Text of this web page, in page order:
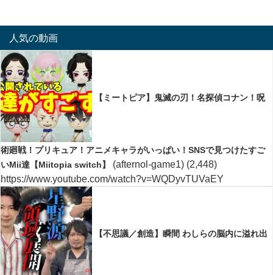
人気の動画
【ミートピア】鬼滅の刃！名探偵コナン！呪
術廻戦！プリキュア！アニメキャラがいっぱい！SNSで見つけたすご
いMii達【Miitopia switch】
(afternol-game1) (2,448)
https://www.youtube.com/watch?v=WQDyvTUVaEY
【不思議／創造】瞬間 わしらの脳内に溢れ出